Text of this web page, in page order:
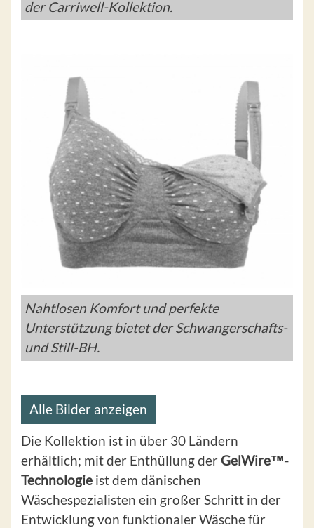
der Carriwell-Kollektion.
Nahtlosen Komfort und perfekte
Unterstützung bietet der Schwangerschafts-
und Still-BH.
Alle Bilder anzeigen
Die Kollektion ist in über 30 Ländern
erhältlich; mit der Enthüllung der GelWire™-
Technologie ist dem dänischen
Wäschespezialisten ein großer Schritt in der
Entwicklung von funktionaler Wäsche für